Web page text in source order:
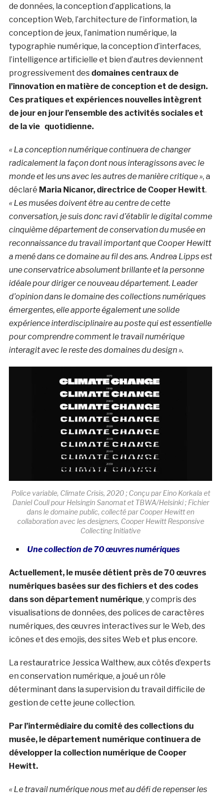
de données, la conception d’applications, la
conception Web, l’architecture de l’information, la
conception de jeux, l’animation numérique, la
typographie numérique, la conception d’interfaces,
l’intelligence artificielle et bien d’autres deviennent
progressivement des domaines centraux de
l’innovation en matière de conception et de design.
Ces pratiques et expériences nouvelles intègrent
de jour en jour l’ensemble des activités sociales et
de la vie quotidienne.
« La conception numérique continuera de changer
radicalement la façon dont nous interagissons avec le
monde et les uns avec les autres de manière critique », a
déclaré Maria Nicanor, directrice de Cooper Hewitt.
« Les musées doivent être au centre de cette
conversation, je suis donc ravi d’établir le digital comme
cinquième département de conservation du musée en
reconnaissance du travail important que Cooper Hewitt
a mené dans ce domaine au fil des ans. Andrea Lipps est
une conservatrice absolument brillante et la personne
idéale pour diriger ce nouveau département. Leader
d’opinion dans le domaine des collections numériques
émergentes, elle apporte également une solide
expérience interdisciplinaire au poste qui est essentielle
pour comprendre comment le travail numérique
interagit avec le reste des domaines du design ».
Police variable, Climate Crisis, 2020 ; Conçu par Eino Korkala et
Daniel Coull pour Helsingin Sanomat et TBWA/Helsinki ; Fichier
dans le domaine public, collecté par Cooper Hewitt en
collaboration avec les designers, Cooper Hewitt Responsive
Collecting Initiative
Une collection de 70 œuvres numériques
Actuellement, le musée détient près de 70 œuvres
numériques basées sur des fichiers et des codes
dans son département numérique, y compris des
visualisations de données, des polices de caractères
numériques, des œuvres interactives sur le Web, des
icônes et des emojis, des sites Web et plus encore.
La restauratrice Jessica Walthew, aux côtés d’experts
en conservation numérique, a joué un rôle
déterminant dans la supervision du travail difficile de
gestion de cette jeune collection.
Par l’intermédiaire du comité des collections du
musée, le département numérique continuera de
développer la collection numérique de Cooper
Hewitt.
« Le travail numérique nous met au défi de repenser les